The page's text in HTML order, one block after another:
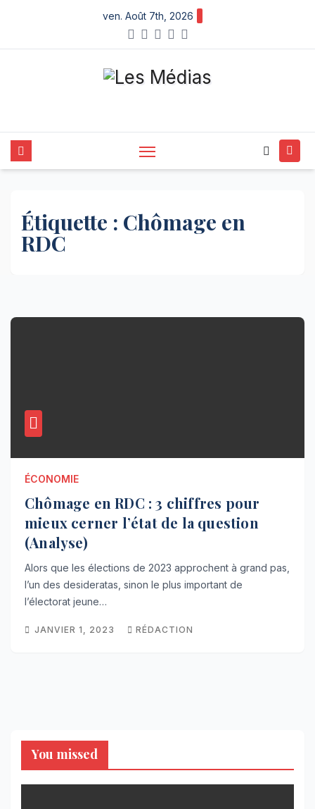
content
ven. Août 7th, 2026
Étiquette : Chômage en
RDC
ÉCONOMIE
Chômage en RDC : 3 chiffres pour
mieux cerner l’état de la question
(Analyse)
Alors que les élections de 2023 approchent à grand pas,
l’un des desideratas, sinon le plus important de
l’électorat jeune…
JANVIER 1, 2023 RÉDACTION
You missed